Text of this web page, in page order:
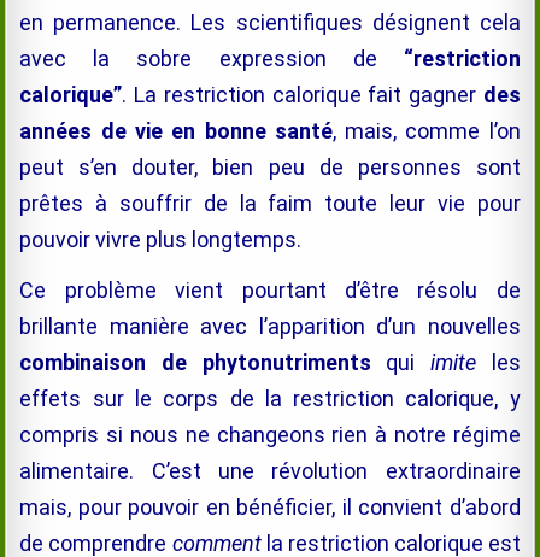
en permanence. Les scientifiques désignent cela
avec la sobre expression de “restriction
calorique”. La restriction calorique fait gagner des
années de vie en bonne santé, mais, comme l’on
peut s’en douter, bien peu de personnes sont
prêtes à souffrir de la faim toute leur vie pour
pouvoir vivre plus longtemps.
Ce problème vient pourtant d’être résolu de
brillante manière avec l’apparition d’un nouvelles
combinaison de phytonutriments qui imite les
effets sur le corps de la restriction calorique, y
compris si nous ne changeons rien à notre régime
alimentaire. C’est une révolution extraordinaire
mais, pour pouvoir en bénéficier, il convient d’abord
de comprendre comment la restriction calorique est